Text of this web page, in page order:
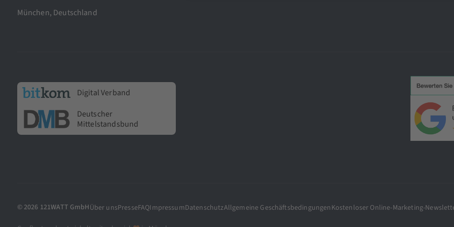
München, Deutschland
Digital Verband
Deutscher
Mittelstandsbund
© 2026 121WATT GmbHÜber unsPresseFAQImpressumDatenschutzAllgemeine GeschäftsbedingungenKostenloser Online-Marketing-